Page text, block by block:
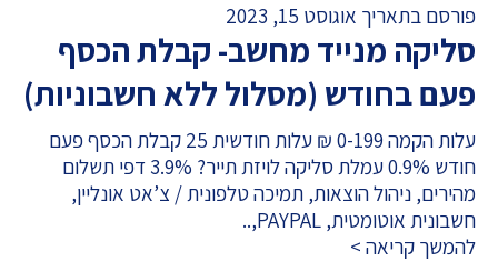
פורסם בתאריך אוגוסט 15, 2023
סליקה מנייד מחשב- קבלת הכסף
פעם בחודש (מסלול ללא חשבוניות)
עלות הקמה 0-199 ₪ עלות חודשית 25 קבלת הכסף פעם
חודש 0.9% עמלת סליקה לויזת תייר? 3.9% דפי תשלום
מהירים, ניהול הוצאות, תמיכה טלפונית / צ’אט אונליין,
חשבונית אוטומטית, PAYPAL,..
להמשך קריאה >